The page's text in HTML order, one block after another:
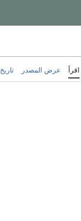
اقرأ عرض المصدر تاريخ